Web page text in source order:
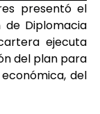
presentó el
de Diplomacia
ejecuta
del plan para
del